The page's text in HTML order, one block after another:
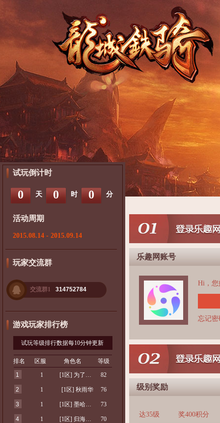
试玩倒计时
0 天 0 时 0 分
活动周期
2015.08.14 - 2015.09.14
玩家交流群
交流群1 314752784
游戏玩家排行榜
试玩等级排行数据每10分钟更新
排名 区服 角色名
等级
1
1 [1区] 为了积分 82
2 1 [1区] 秋雨华 76
3 1 [1区] 墨哈懿轩 73
4 1 [1区] 归海梓栋 70
乐趣网账号
Hi，您
忘记密
级别奖励
达35级 奖400积分